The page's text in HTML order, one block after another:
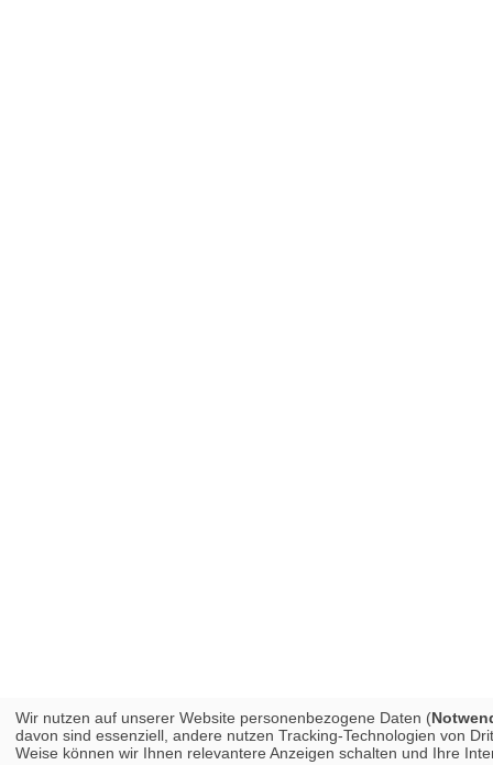
Wir nutzen auf unserer Website personenbezogene Daten (
davon sind essenziell, andere nutzen Tracking-Technologien von
Weise können wir Ihnen relevantere Anzeigen schalten und Ihre